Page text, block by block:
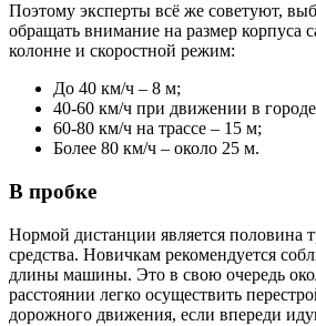
Поэтому эксперты всё же советуют,
обращать внимание на размер корпуса
колонне и скоростной режим:
До 40 км/ч – 8 м;
40-60 км/ч при движении в
60-80 км/ч на трассе – 15 м;
Более 80 км/ч – около 25 м.
В пробке
Нормой дистанции является половина
средства. Новичкам рекомендуется
длины машины. Это в свою очередь
расстоянии легко осуществить
дорожного движения, если впереди